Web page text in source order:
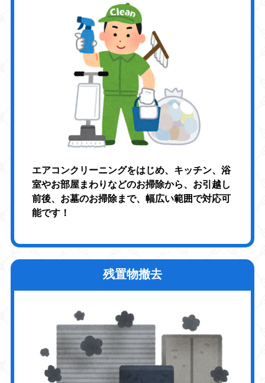
エアコンクリーニングをはじめ、キッチン、浴
室やお部屋まわりなどのお掃除から、お引越し
前後、お墓のお掃除まで、幅広い範囲で対応可
能です！
残置物撤去